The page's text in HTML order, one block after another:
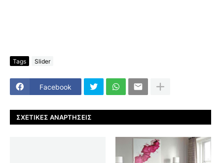
Tags Slider
Facebook
ΣΧΕΤΙΚΈΣ ΑΝΑΡΤΉΣΕΙΣ